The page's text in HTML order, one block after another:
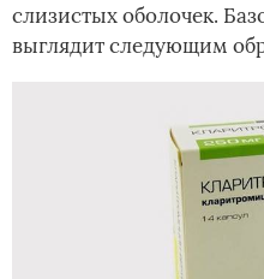
слизистых оболочек.
выглядит следующим